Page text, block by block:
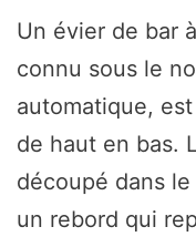
Un évier de bar
connu sous le
automatique,
de haut en bas.
découpé dans
un rebord qui